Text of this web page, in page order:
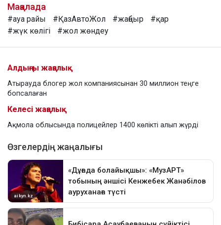
Мақалада
#ауа райы #ҚазАвтоЖол #жаңбыр
#қар
#жүк көлігі
#жол жөндеу
Алдыңғы жаңалық
Атырауда блогер жол компаниясынан 30 миллион теңге
бопсалаған
Келесі жаңалық
Ақмола облысында полицейлер 1400 көлікті алып жүрді